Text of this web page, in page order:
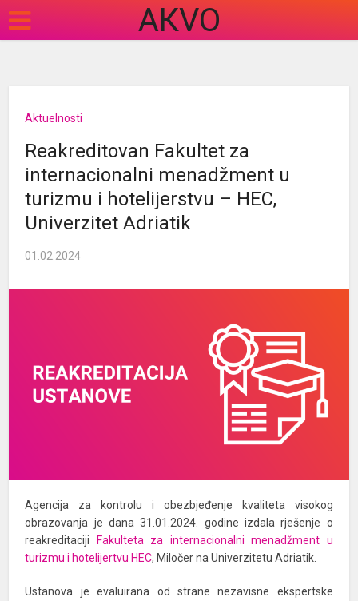
АКVO
Aktuelnosti
Reakreditovan Fakultet za
internacionalni menadžment u
turizmu i hotelijerstvu – HEC,
Univerzitet Adriatik
01.02.2024
Agencija za kontrolu i obezbjeđenje kvaliteta visokog
obrazovanja je dana 31.01.2024. godine izdala rješenje o
reakreditaciji Fakulteta za internacionalni menadžment u
turizmu i hotelijertvu HEC, Miločer na Univerzitetu Adriatik.
Ustanova je evaluirana od strane nezavisne ekspertske